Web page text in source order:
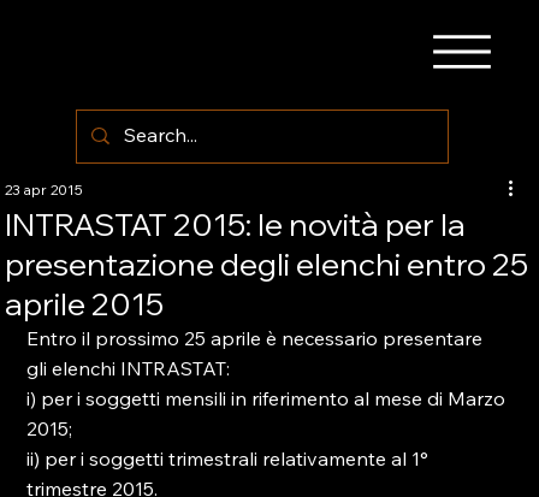
INTRASTAT 2015: le novità per la
presentazione degli elenchi entro 25
aprile 2015
23 apr 2015
Entro il prossimo 25 aprile è necessario presentare
gli elenchi INTRASTAT:
i) per i soggetti mensili in riferimento al mese di Marzo
2015;
ii) per i soggetti trimestrali relativamente al 1°
trimestre 2015.